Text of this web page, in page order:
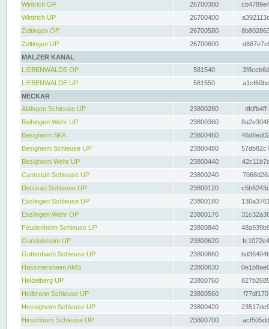
Wintrich OP
26700380
Wintrich UP
26700400
Zeltingen OP
26700580
Zeltingen UP
26700600
MALZER KANAL
LIEBENWALDE OP
581540
LIEBENWALDE UP
581550
NECKAR
Aldingen Schleuse UP
23800280
Beihingen Wehr UP
23800360
Besigheim SKA
23800460
Besigheim Schleuse UP
23800480
Besigheim Wehr UP
23800440
Cannstatt Schleuse UP
23800240
Deizisau Schleuse UP
23800120
Esslingen Schleuse UP
23800180
Esslingen Wehr OP
23800176
Feudenheim Schleuse UP
23800840
Gundelsheim UP
23800620
Guttenbach Schleuse UP
23800660
Hassmersheim AMS
23800630
Heidelberg UP
23800760
Heilbronn Schleuse UP
23800560
Hessigheim Schleuse UP
23800420
Hirschhorn Schleuse UP
23800700